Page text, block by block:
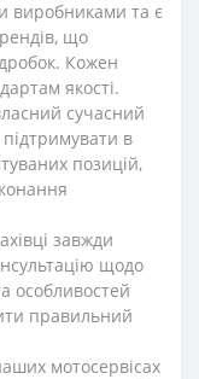
виробниками та є
що
Кожен
якості.
сучасний
в
позицій,
завжди
щодо
особливостей
правильний
мотосервісах